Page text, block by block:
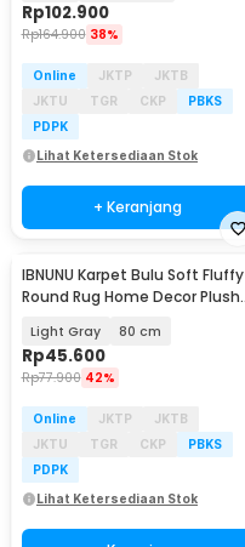
Rp102.900
Rp164.900 38%
Online JKTP
JKTB
JKTU
TGR CKP
PBKS
PDPK
Lihat Ketersediaan Stok
+ Keranjang
IBNUNU Karpet Bulu Soft Fluffy
Round Rug Home Decor Plush
Light Gray 80 cm
Rp45.600
Rp77.900 42%
Online JKTP
JKTB
JKTU
TGR CKP
PBKS
PDPK
Lihat Ketersediaan Stok